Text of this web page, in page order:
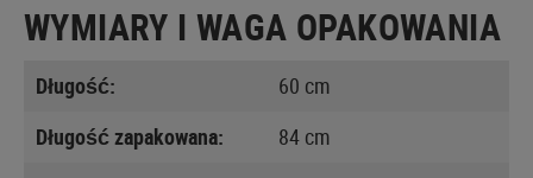
WYMIARY I WAGA OPAKOWANIA
Długość:
60 cm
Długość zapakowana:
84 cm